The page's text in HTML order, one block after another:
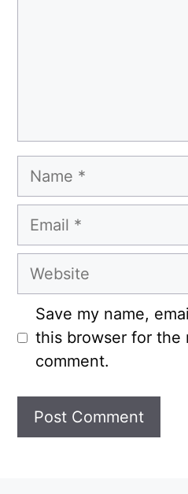
Name
Email
Website
Save my name,
this browser for the
comment.